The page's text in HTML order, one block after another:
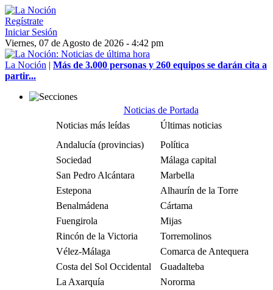
Regístrate
Iniciar Sesión
Viernes, 07 de Agosto de 2026 - 4:42 pm
La Noción | Más de 3.000 personas y 260 equipos se darán cita a
partir...
Noticias de Portada
Noticias más leídas
Últimas noticias
Andalucía (provincias)
Política
Sociedad
Málaga capital
San Pedro Alcántara
Marbella
Estepona
Alhaurín de la Torre
Benalmádena
Cártama
Fuengirola
Mijas
Rincón de la Victoria
Torremolinos
Vélez-Málaga
Comarca de Antequera
Costa del Sol Occidental
Guadalteba
La Axarquía
Nororma